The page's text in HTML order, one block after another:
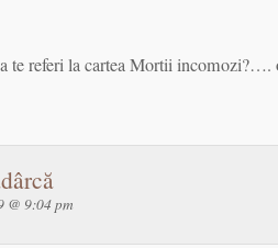
te referi la cartea Mortii incomozi?….
@ 9:04 pm